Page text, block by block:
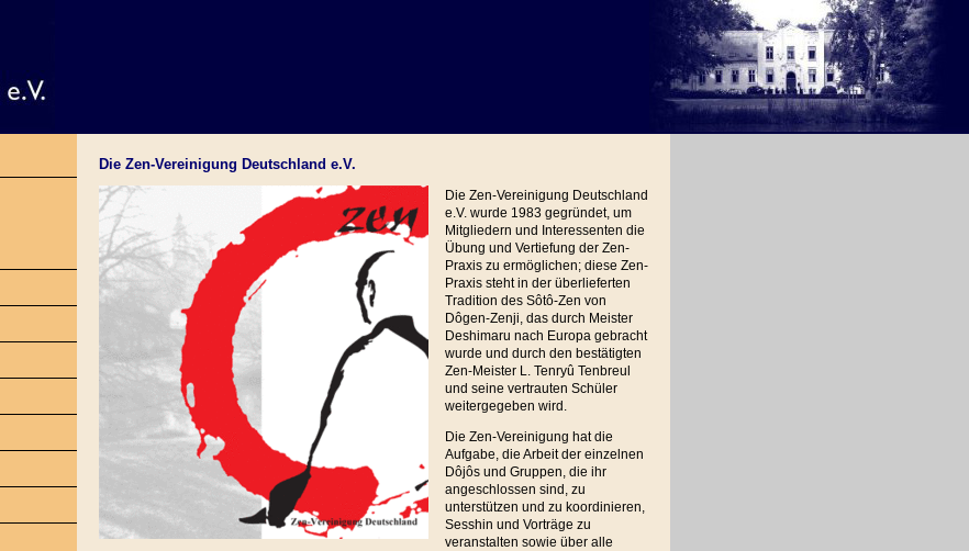
Die Zen-Vereinigung Deutschland e.V.
Die Zen-Vereinigung Deutschland
e.V. wurde 1983 gegründet, um
Mitgliedern und Interessenten die
Übung und Vertiefung der Zen-
Praxis zu ermöglichen; diese Zen-
Praxis steht in der überlieferten
Tradition des Sôtô-Zen von
Dôgen-Zenji, das durch Meister
Deshimaru nach Europa gebracht
wurde und durch den bestätigten
Zen-Meister L. Tenryû Tenbreul
und seine vertrauten Schüler
weitergegeben wird.
Die Zen-Vereinigung hat die
Aufgabe, die Arbeit der einzelnen
Dôjôs und Gruppen, die ihr
angeschlossen sind, zu
unterstützen und zu koordinieren,
Sesshin und Vorträge zu
veranstalten sowie über alle